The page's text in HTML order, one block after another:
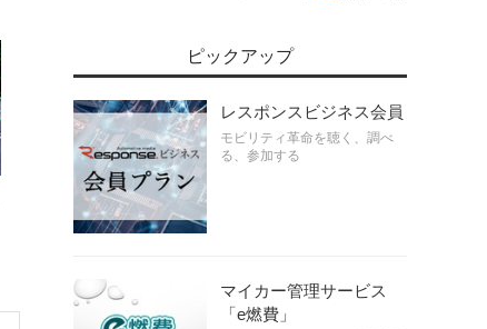
ピックアップ
レスポンスビジネス会員
モビリティ革命を聴く、調べ
る、参加する
マイカー管理サービス
「e燃費」